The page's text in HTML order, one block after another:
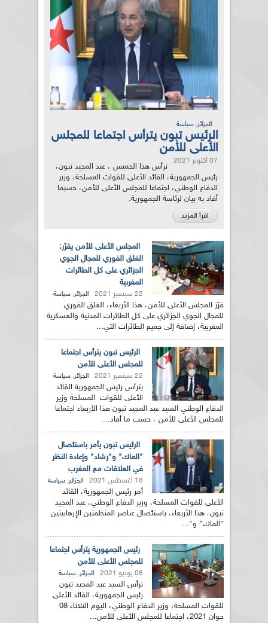
الجزائر, سياسة
الرئيس تبون يترأس اجتماعا للمجلس
الأعلى للأمن
07 أكتوبر 2021
ترأس هذا الخميس ، عبد المجيد تبون،
رئيس الجمهورية، القائد الأعلى للقوات المسلحة، وزير
الدفاع الوطني، اجتماعا للمجلس الأعلى للأمن، حسبما
أفاد به بيان لرئاسة الجمهورية.
اقرأ المزيد
المجلس الأعلى للأمن يقرّر:
الغلق الفوري للمجال الجوي
الجزائري على كل الطائرات
المغربية
22 سبتمبر 2021 الجزائر, سياسة
قرّر المجلس الأعلى للأمن، هذا الأربعاء، الغلق الفوري
للمجال الجوي الجزائري على كل الطائرات المدنية والعسكرية
المغربية، إضافة إلى جميع الطائرات التي...
الرئيس تبون يترأس اجتماعا
للمجلس الأعلى للأمن
22 سبتمبر 2021 الجزائر, سياسة
يترأس رئيس الجمهورية القائد
الأعلى للقوات المسلحة وزير
الدفاع الوطني السيد عبد المجيد تبون هذا الأربعاء اجتماعا
للمجلس الأعلى للأمن ، حسب ما أفاد...
الرئيس تبون يأمر باستئصال
"الماك" و"رشاد" وإعادة النظر
في العلاقات مع المغرب
18 أغسطس 2021 الجزائر, سياسة
أمر رئيس الجمهورية، القائد
الأعلى للقوات المسلحة، وزير الدفاع الوطني، عبد المجيد
تبون، هذا الأربعاء، باستئصال عناصر المنظمتين الإرهابيتين
"الماك" و"...
رئيس الجمهورية يترأس اجتماعا
للمجلس الأعلى للأمن
08 يونيو 2021 الجزائر, سياسة
ترأس السيد عبد المجيد تبون
رئيس الجمهورية، القائد الأعلى
للقوات المسلحة، وزير الدفاع الوطني، اليوم الثلاثاء 08
جوان 2021، اجتماعا للمجلس الأعلى للأمن...